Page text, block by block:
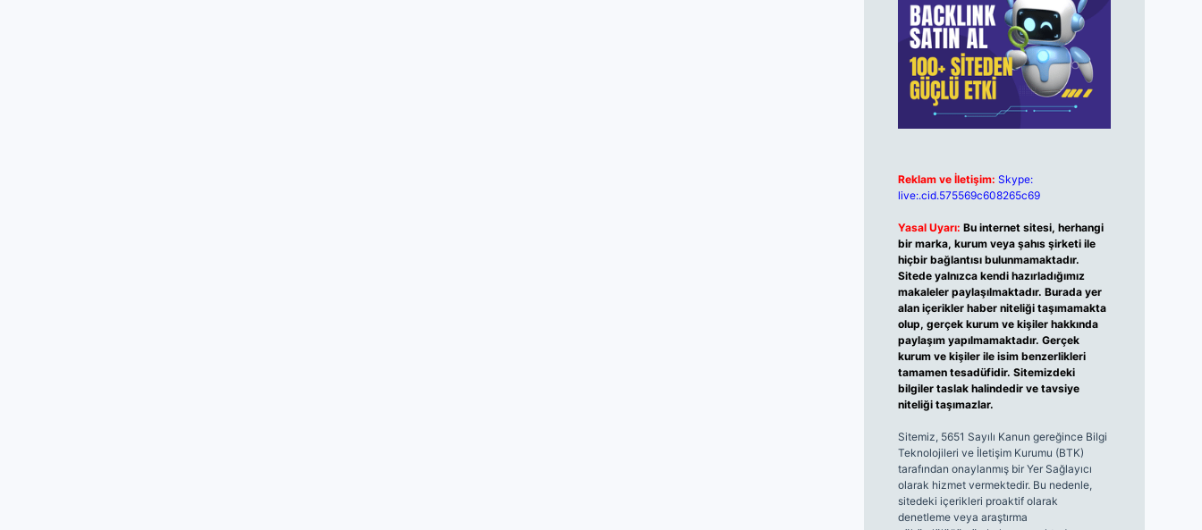
Reklam ve İletişim: Skype:
live:.cid.575569c608265c69
Yasal Uyarı: Bu internet sitesi, herhangi
bir marka, kurum veya şahıs şirketi ile
hiçbir bağlantısı bulunmamaktadır.
Sitede yalnızca kendi hazırladığımız
makaleler paylaşılmaktadır. Burada yer
alan içerikler haber niteliği taşımamakta
olup, gerçek kurum ve kişiler hakkında
paylaşım yapılmamaktadır. Gerçek
kurum ve kişiler ile isim benzerlikleri
tamamen tesadüfidir. Sitemizdeki
bilgiler taslak halindedir ve tavsiye
niteliği taşımazlar.
Sitemiz, 5651 Sayılı Kanun gereğince Bilgi
Teknolojileri ve İletişim Kurumu (BTK)
tarafından onaylanmış bir Yer Sağlayıcı
olarak hizmet vermektedir. Bu nedenle,
sitedeki içerikleri proaktif olarak
denetleme veya araştırma